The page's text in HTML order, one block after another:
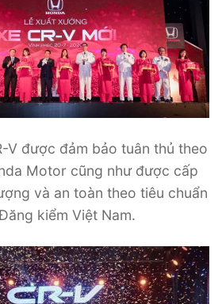
V được đảm bảo tuân thủ theo
Motor cũng như được cấp
và an toàn theo tiêu chuẩn
kiểm Việt Nam.